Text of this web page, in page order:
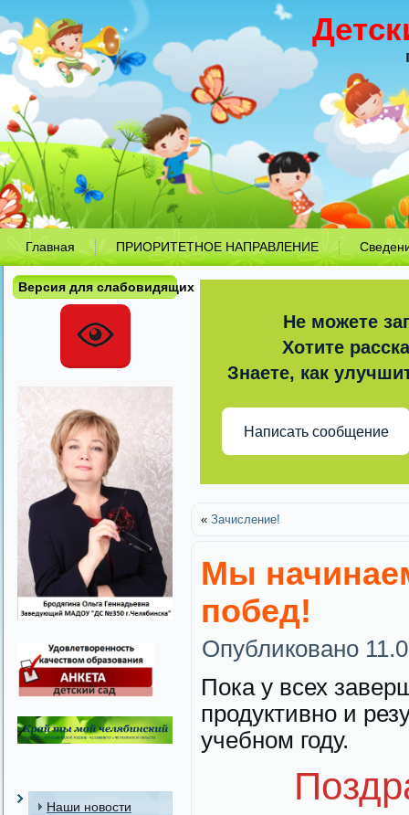
Главная ПРИОРИТЕТНОЕ НАПРАВЛЕНИЕ
Версия для слабовидящих
Наши новости
Не можете
Хотите
Знаете, как
Написать сообщение
« Зачисление!
Мы
побед!
Опубликовано
Пока у всех
продуктивно и
учебном году.